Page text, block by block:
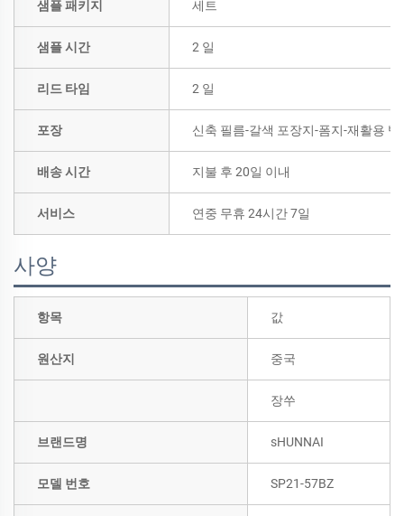
샘플 패키지 세트
샘플 시간 2 일
리드 타임 2 일
포장 신축 필름-갈색 포장지-폼지-재활용 벨
배송 시간 지불 후 20일 이내
서비스 연중 무휴 24시간 7일
사양
항목 값
원산지 중국
장쑤
브랜드명 sHUNNAI
모델 번호 SP21-57BZ